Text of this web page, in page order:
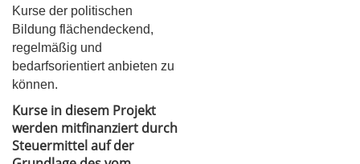
Kurse der politischen
Bildung flächendeckend,
regelmäßig und
bedarfsorientiert anbieten zu
können.
Kurse in diesem Projekt
werden mitfinanziert durch
Steuermittel auf der